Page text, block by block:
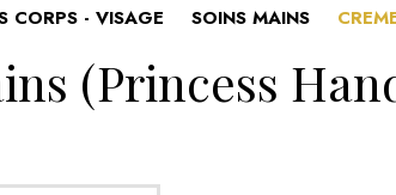
CORPS - VISAGE SOINS MAINS
(Princess